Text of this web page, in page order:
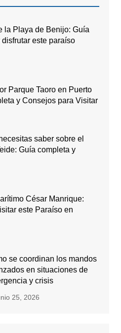
la Playa de Benijo: Guía
este paraíso
Parque Taoro en Puerto
y Consejos para Visitar
saber sobre el
Guía completa y
César Manrique:
este Paraíso en
se coordinan los mandos
en situaciones de
y crisis
25, 2026